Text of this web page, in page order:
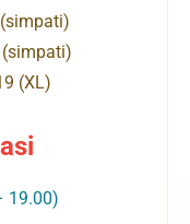
(XL)
19.00)